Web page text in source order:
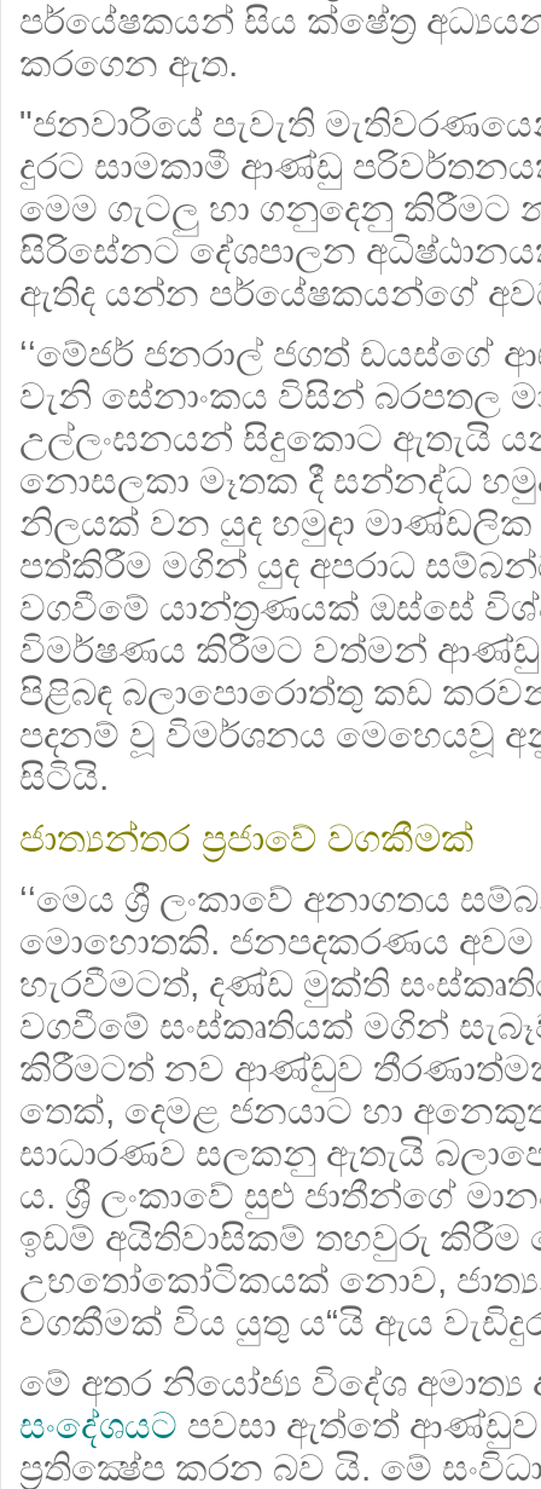
පර්යේෂකයන් සිය ක්ෂේත්‍ර
කරගෙන ඇත.
"ජනවාරියේ පැවැති
දුරට සාමකාමී ආණ්ඩු
මෙම ගැටලු හා ගනුදෙනු කිරීමට
සිරිසේනට දේශපාලන
ඇතිද යන්න පර්යේෂකයන්ගේ
‘‘මේජර් ජනරාල් ජගත් ඩයස්ගේ
වැනි සේනාංකය විසින් බරපතල
උල්ලංඝනයන් සිදුකොට ඇතැයි
නොසලකා මෑතක දී සන්නද්ධ
නිලයක් වන යුද හමුදා මාණ්ඩලික
පත්කිරීම මගින් යුද අපරාධ
වගවීමේ යාන්ත්‍රණයක් ඔස්සේ
විමර්ෂණය කිරීමට වත්මන්
පිළිබඳ බලාපොරොත්තු කඩ
පදනම් වූ විමර්ශනය මෙහෙයවූ
සිටියි.
ජාත්‍යන්තර ප්‍රජාවේ වගකීමක්
‘‘මෙය ශ්‍රී ලංකාවේ අනාගතය
මොහොතකි. ජනපදකරණය අවම
හැරවීමටත්, දණ්ඩ මුක්ති
වගවීමේ සංස්කෘතියක් මගින්
කිරීමටත් නව ආණ්ඩුව තීරණාත්මක
තෙක්, දෙමළ ජනයාට හා
සාධාරණව සලකනු ඇතැයි
ය. ශ්‍රී ලංකාවේ සුළු ජාතීන්ගේ
ඉඩම් අයිතිවාසිකම් තහවුරු කිරීම
උභතෝකෝටිකයක් නොව,
වගකීමක් විය යුතු ය“යි ඇය
මේ අතර නියෝජ්‍ය විදේශ අමාත්‍ය
සංදේශයට පවසා ඇත්තේ ආණ්ඩුව
ප්‍රතික්‍ෂේප කරන බව යි. මේ